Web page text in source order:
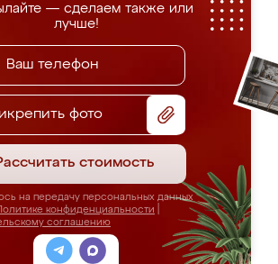
— сделаем также или
лучше!
фото
стоимость
на передачу персональных данных
конфиденциальности
соглашению